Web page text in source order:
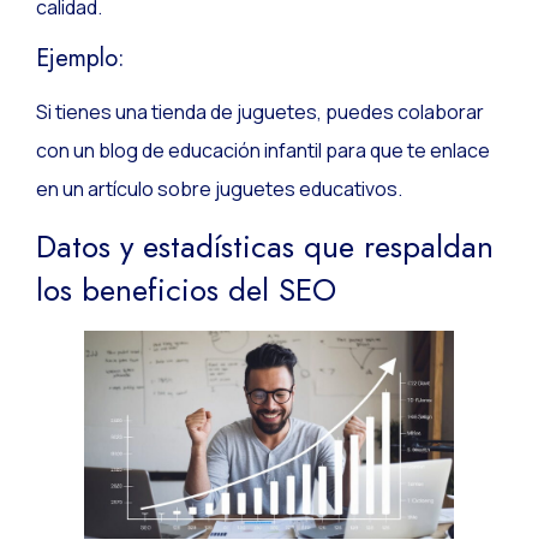
calidad.
Ejemplo:
Si tienes una tienda de juguetes, puedes colaborar
con un blog de educación infantil para que te enlace
en un artículo sobre juguetes educativos.
Datos y estadísticas que respaldan
los beneficios del SEO